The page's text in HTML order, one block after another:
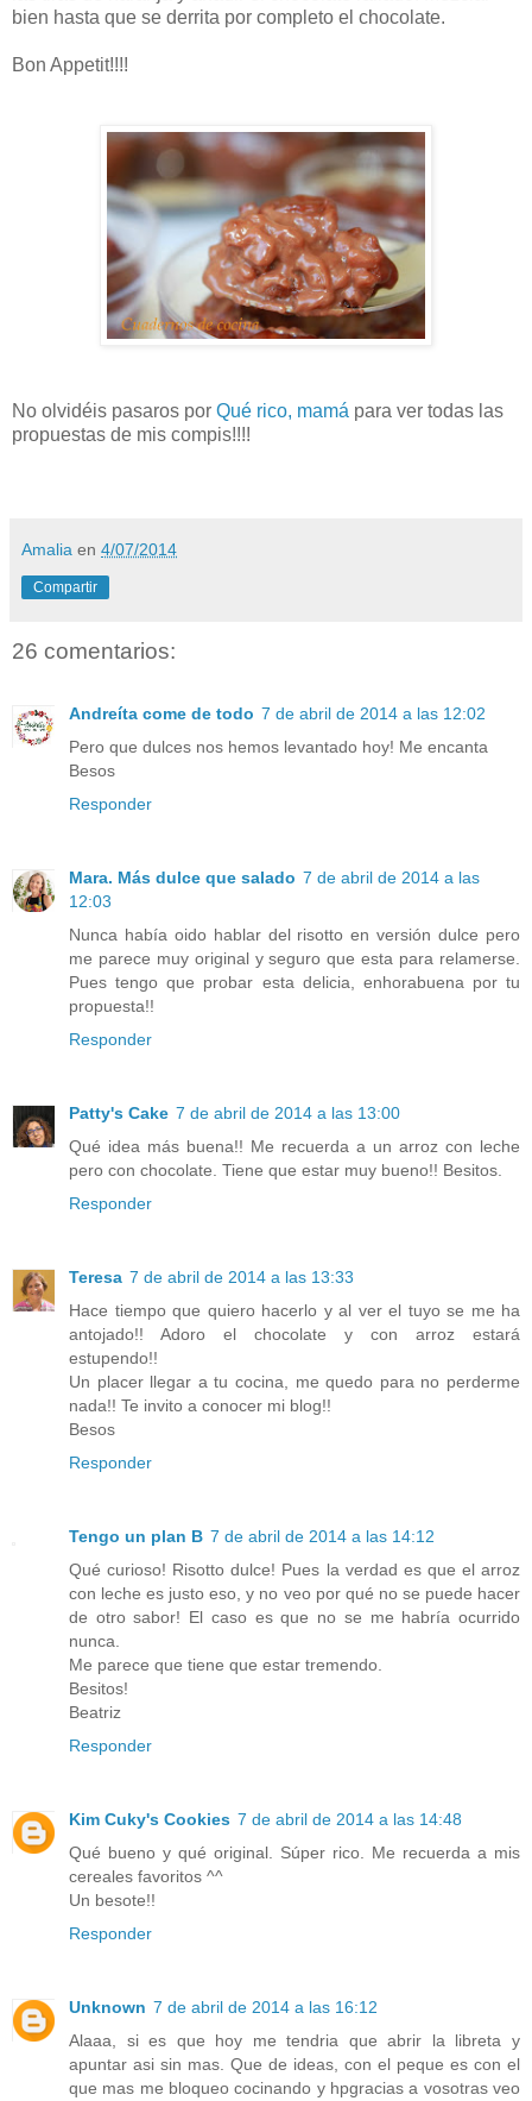
bien hasta que se derrita por completo el chocolate.
Bon Appetit!!!!
No olvidéis pasaros por Qué rico, mamá para ver todas las
propuestas de mis compis!!!!
Amalia en 4/07/2014
Compartir
26 comentarios:
Andreíta come de todo 7 de abril de 2014 a las 12:02
Pero que dulces nos hemos levantado hoy! Me encanta
Besos
Responder
Mara. Más dulce que salado 7 de abril de 2014 a las
12:03
Nunca había oido hablar del risotto en versión dulce pero
me parece muy original y seguro que esta para relamerse.
Pues tengo que probar esta delicia, enhorabuena por tu
propuesta!!
Responder
Patty's Cake 7 de abril de 2014 a las 13:00
Qué idea más buena!! Me recuerda a un arroz con leche
pero con chocolate. Tiene que estar muy bueno!! Besitos.
Responder
Teresa 7 de abril de 2014 a las 13:33
Hace tiempo que quiero hacerlo y al ver el tuyo se me ha
antojado!! Adoro el chocolate y con arroz estará
estupendo!!
Un placer llegar a tu cocina, me quedo para no perderme
nada!! Te invito a conocer mi blog!!
Besos
Responder
Tengo un plan B 7 de abril de 2014 a las 14:12
Qué curioso! Risotto dulce! Pues la verdad es que el arroz
con leche es justo eso, y no veo por qué no se puede hacer
de otro sabor! El caso es que no se me habría ocurrido
nunca.
Me parece que tiene que estar tremendo.
Besitos!
Beatriz
Responder
Kim Cuky's Cookies 7 de abril de 2014 a las 14:48
Qué bueno y qué original. Súper rico. Me recuerda a mis
cereales favoritos ^^
Un besote!!
Responder
Unknown 7 de abril de 2014 a las 16:12
Alaaa, si es que hoy me tendria que abrir la libreta y
apuntar asi sin mas. Que de ideas, con el peque es con el
que mas me bloqueo cocinando y hpgracias a vosotras veo